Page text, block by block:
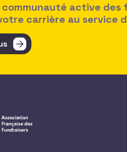
communauté active
carrière au service